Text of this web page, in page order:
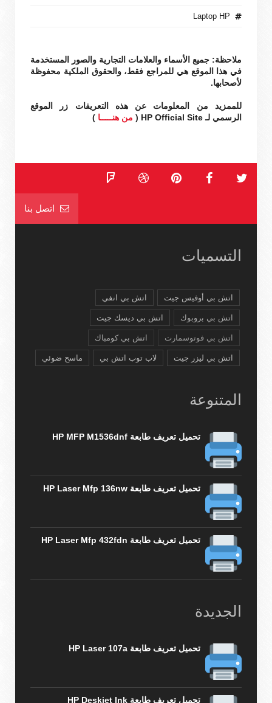
Laptop HP
ملاحظة: جميع الأسماء والعلامات التجارية والصور المستخدمة
في هذا الموقع هي للمراجع فقط، والحقوق الملكية محفوظة
لأصحابها.
للممزيد من المعلومات عن هذه التعريفات زر الموقع
الرسمي لـ HP Official Site (
من هنـــــا )
اتصل بنا
التسميات
اتش بي أوفيس جيت اتش بي انفي
اتش بي بروبوك اتش بي ديسك جيت
اتش بي فوتوسمارت اتش بي كومباك
اتش بي ليزر جيت لاب توب اتش بي ماسح ضوئي
المتنوعة
تحميل تعريف طابعة HP MFP M1536dnf
تحميل تعريف طابعة HP Laser Mfp 136nw
تحميل تعريف طابعة HP Laser Mfp 432fdn
الجديدة
تحميل تعريف طابعة HP Laser 107a
تحميل تعريف طابعة HP Deskjet Ink